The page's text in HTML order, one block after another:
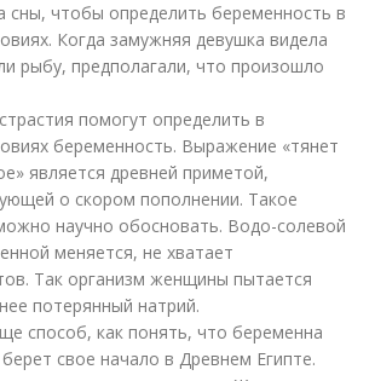
сны, чтобы определить беременность в
Когда замужняя девушка видела
рыбу, предполагали, что произошло
помогут определить в
беременность. Выражение «тянет
является древней приметой,
о скором пополнении. Такое
научно обосновать. Водо-солевой
меняется, не хватает
Так организм женщины пытается
потерянный натрий.
способ, как понять, что беременна
свое начало в Древнем Египте.